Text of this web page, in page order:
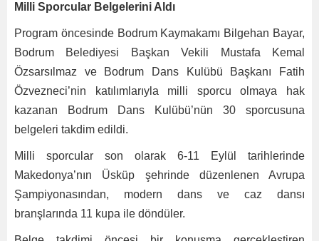
Milli Sporcular Belgelerini Aldı
Program öncesinde Bodrum Kaymakamı Bilgehan Bayar,
Bodrum Belediyesi Başkan Vekili Mustafa Kemal
Özsarsılmaz ve Bodrum Dans Kulübü Başkanı Fatih
Özvezneci’nin katılımlarıyla milli sporcu olmaya hak
kazanan Bodrum Dans Kulübü’nün 30 sporcusuna
belgeleri takdim edildi.
Milli sporcular son olarak 6-11 Eylül tarihlerinde
Makedonya’nın Üsküp şehrinde düzenlenen Avrupa
Şampiyonasından, modern dans ve caz dansı
branşlarında 11 kupa ile döndüler.